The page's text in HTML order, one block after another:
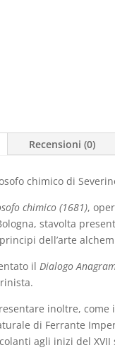
Recensioni (0)
chimico di
chimico (1681),
stavolta
dell’arte
ilDialogo
inoltre,
di Ferrante
agli inizi del